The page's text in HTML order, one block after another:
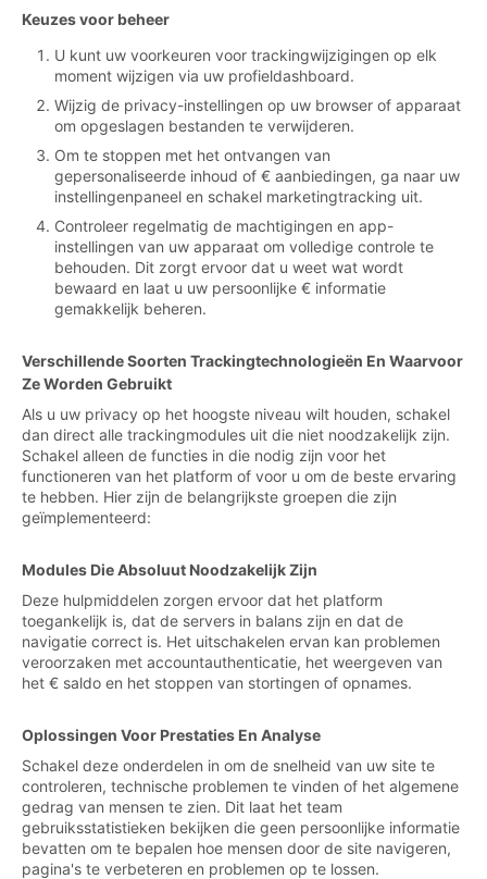
Keuzes voor beheer
U kunt uw voorkeuren voor trackingwijzigingen op elk
moment wijzigen via uw profieldashboard.
Wijzig de privacy-instellingen op uw browser of apparaat
om opgeslagen bestanden te verwijderen.
Om te stoppen met het ontvangen van
gepersonaliseerde inhoud of € aanbiedingen, ga naar uw
instellingenpaneel en schakel marketingtracking uit.
Controleer regelmatig de machtigingen en app-
instellingen van uw apparaat om volledige controle te
behouden. Dit zorgt ervoor dat u weet wat wordt
bewaard en laat u uw persoonlijke € informatie
gemakkelijk beheren.
Verschillende Soorten Trackingtechnologieën En Waarvoor
Ze Worden Gebruikt
Als u uw privacy op het hoogste niveau wilt houden, schakel
dan direct alle trackingmodules uit die niet noodzakelijk zijn.
Schakel alleen de functies in die nodig zijn voor het
functioneren van het platform of voor u om de beste ervaring
te hebben. Hier zijn de belangrijkste groepen die zijn
geïmplementeerd:
Modules Die Absoluut Noodzakelijk Zijn
Deze hulpmiddelen zorgen ervoor dat het platform
toegankelijk is, dat de servers in balans zijn en dat de
navigatie correct is. Het uitschakelen ervan kan problemen
veroorzaken met accountauthenticatie, het weergeven van
het € saldo en het stoppen van stortingen of opnames.
Oplossingen Voor Prestaties En Analyse
Schakel deze onderdelen in om de snelheid van uw site te
controleren, technische problemen te vinden of het algemene
gedrag van mensen te zien. Dit laat het team
gebruiksstatistieken bekijken die geen persoonlijke informatie
bevatten om te bepalen hoe mensen door de site navigeren,
pagina's te verbeteren en problemen op te lossen.